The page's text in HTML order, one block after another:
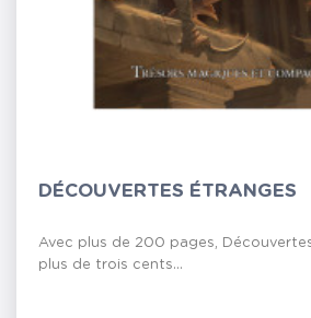
DÉCOUVERTES ÉTRANGES
Avec plus de 200 pages,
plus de trois cents...